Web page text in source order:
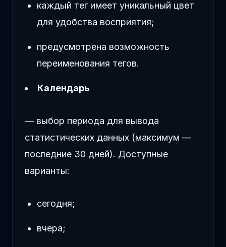
каждый тег имеет уникальный цвет
для удобства восприятия;
предусмотрена возможность
переименования тегов.
Календарь
— выбор периода для вывода
статистических данных (максимум —
последние 30 дней). Доступные
варианты:
сегодня;
вчера;